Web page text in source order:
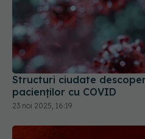
Structuri ciudate
pacienților cu COVID
23 noi 2025, 16:19